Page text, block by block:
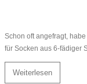
Schon oft angefragt,
für Socken aus 6-fädiger
Weiterlesen